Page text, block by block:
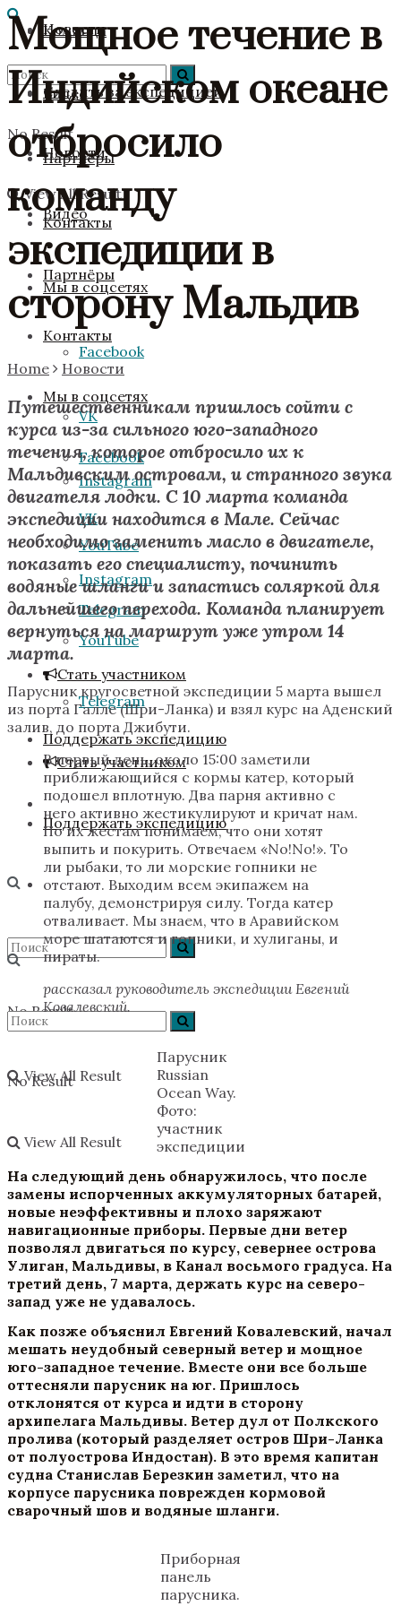
Новости
Видео
Партнёры
Контакты
Мы в соцсетях
Facebook
VK
Instagram
YouTube
Telegram
Стать участником
Поддержать экспедицию
No Result
View All Result
Команда
Следить за экспедицией
Новости
Видео
Партнёры
Контакты
Мы в соцсетях
Facebook
VK
Instagram
YouTube
Telegram
Стать участником
Поддержать экспедицию
No Result
View All Result
No Result
View All Result
Мощное течение в
Индийском океане
отбросило
команду
экспедиции в
сторону Мальдив
Home Новости
Путешественникам пришлось сойти с
курса из-за сильного юго-западного
течения, которое отбросило их к
Мальдивским островам, и странного звука
двигателя лодки. С 10 марта команда
экспедиции находится в Мале. Сейчас
необходимо заменить масло в двигателе,
показать его специалисту, починить
водяные шланги и запастись соляркой для
дальнейшего перехода. Команда планирует
вернуться на маршрут уже утром 14
марта.
Парусник кругосветной экспедиции 5 марта вышел
из порта Галле (Шри-Ланка) и взял курс на Аденский
залив, до порта Джибути.
В первый день, около 15:00 заметили
приближающийся с кормы катер, который
подошел вплотную. Два парня активно с
него активно жестикулируют и кричат нам.
По их жестам понимаем, что они хотят
выпить и покурить. Отвечаем «No!No!». То
ли рыбаки, то ли морские гопники не
отстают. Выходим всем экипажем на
палубу, демонстрируя силу. Тогда катер
отваливает. Мы знаем, что в Аравийском
море шатаются и гопники, и хулиганы, и
пираты.
рассказал руководитель экспедиции Евгений
Ковалевский.
Парусник
Russian
Ocean Way.
Фото:
участник
экспедиции
На следующий день обнаружилось, что после
замены испорченных аккумуляторных батарей,
новые неэффективны и плохо заряжают
навигационные приборы. Первые дни ветер
позволял двигаться по курсу, севернее острова
Улиган, Мальдивы, в Канал восьмого градуса. На
третий день, 7 марта, держать курс на северо-
запад уже не удавалось.
Как позже объяснил Евгений Ковалевский, начал
мешать неудобный северный ветер и мощное
юго-западное течение. Вместе они все больше
оттесняли парусник на юг. Пришлось
отклонятся от курса и идти в сторону
архипелага Мальдивы. Ветер дул от Полкского
пролива (который разделяет остров Шри-Ланка
от полуострова Индостан). В это время капитан
судна Станислав Березкин заметил, что на
корпусе парусника поврежден кормовой
сварочный шов и водяные шланги.
Приборная
панель
парусника.